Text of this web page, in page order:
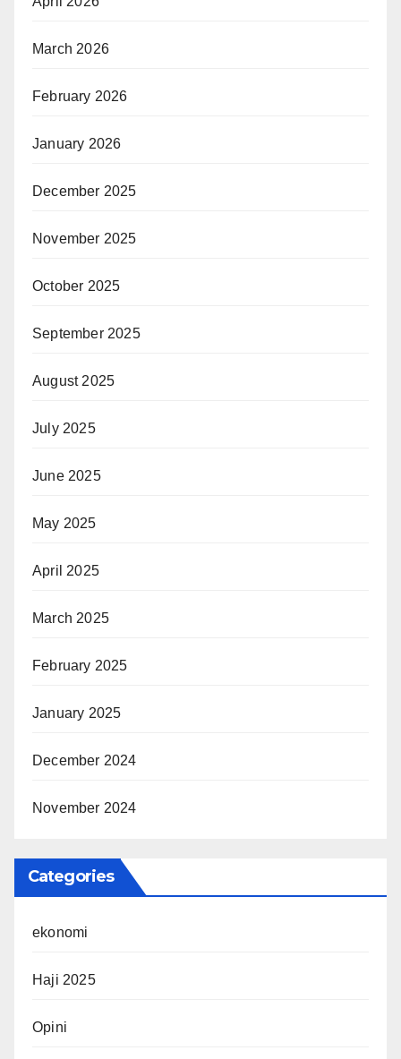
March 2026
February 2026
January 2026
December 2025
November 2025
October 2025
September 2025
August 2025
July 2025
June 2025
May 2025
April 2025
March 2025
February 2025
January 2025
December 2024
November 2024
Categories
ekonomi
Haji 2025
Opini